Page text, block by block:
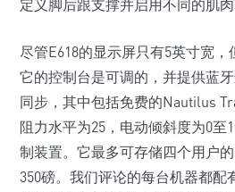
定义脚后跟支撑并启用不同的肌
尽管E618的显示屏只有5英寸宽，
它的控制台是可调的，并提供蓝
同步，其中包括免费的Nautilus
阻力水平为25，电动倾斜度为0至
制装置。它最多可存储四个用户
350磅。我们评论的每台机器都配